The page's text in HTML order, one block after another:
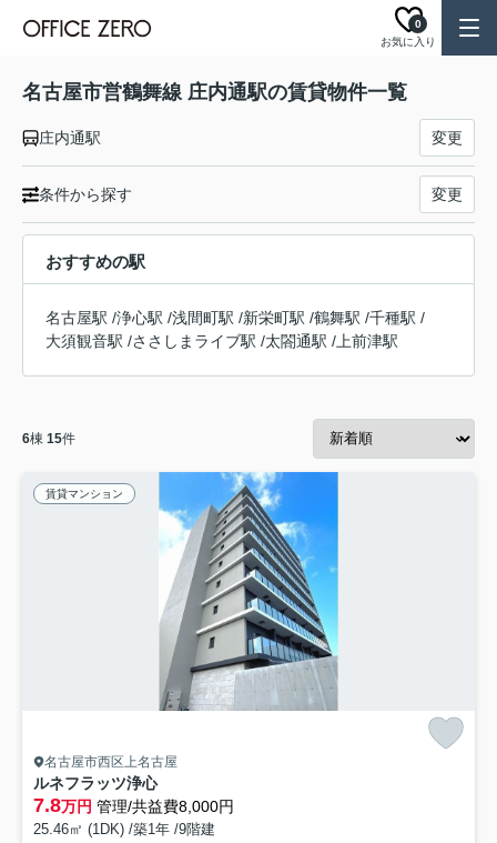
お気に入り
0
名古屋市営鶴舞線 庄内通駅の賃貸物件一覧
庄内通駅 変更
条件から探す 変更
おすすめの駅
名古屋駅 /浄心駅 /浅間町駅 /新栄町駅 /鶴舞駅 /千種駅 /
大須観音駅 /ささしまライブ駅 /太閤通駅 / 上前津駅
6棟 15件
賃貸マンション
名古屋市西区上名古屋
ルネフラッツ浄心
7.8万円 管理/共益費8,000円
25.46㎡ (1DK) /築1年 /9階建